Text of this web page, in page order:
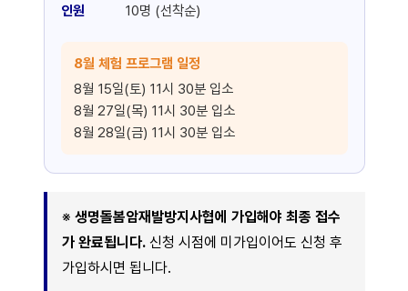
인원 10명 (선착순)
8월 체험 프로그램 일정
8월 15일(토) 11시 30분 입소
8월 27일(목) 11시 30분 입소
8월 28일(금) 11시 30분 입소
※ 생명돌봄암재발방지사협에 가입해야 최종 접수
가 완료됩니다.신청 시점에 미가입이어도 신청 후
가입하시면 됩니다.